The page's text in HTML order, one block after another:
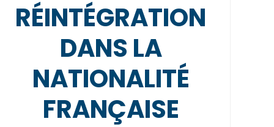
RÉINTÉGRATION
DANS LA
NATIONALITÉ
FRANÇAISE